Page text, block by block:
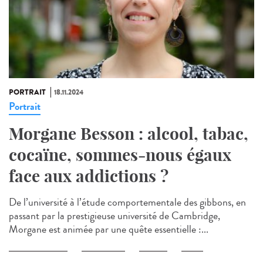
PORTRAIT 18.11.2024
Portrait
Morgane Besson : alcool, tabac,
cocaïne, sommes-nous égaux
face aux addictions ?
De l’université à l’étude comportementale des gibbons, en
passant par la prestigieuse université de Cambridge,
Morgane est animée par une quête essentielle :...